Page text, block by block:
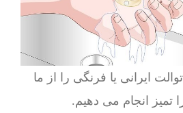
ایرانی یا فرنگی را از ما
تمیز انجام می دهیم.